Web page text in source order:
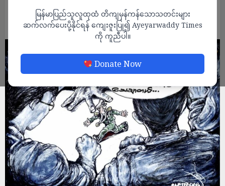
မြန်မာပြည်သူလူထုထံ တိကျမှန်ကန်သောသတင်းများ
ဆက်လက်ပေးပို့နိုင်ရန် ကျေးဇူးပြု၍ Ayeyarwaddy Times
ကို ကူညီပါ။
Donate Now
“စုစည်းညီညွတ်ချိန် တန်ပြီ”
ADMIN AUGUST 12, 2023